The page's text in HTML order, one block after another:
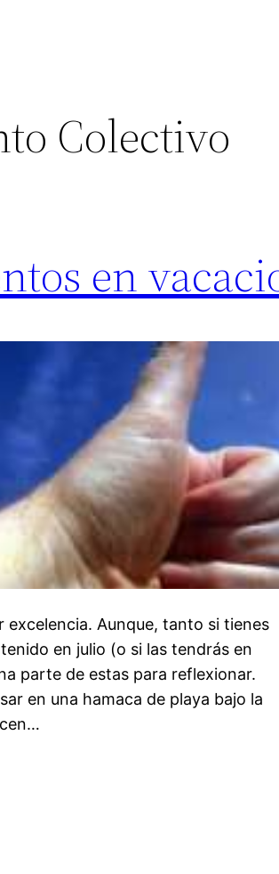
Colectivo
en
excelencia. Aunque, tanto si tienes
en julio (o si las tendrás en
parte de estas para reflexionar.
en una hamaca de playa bajo la